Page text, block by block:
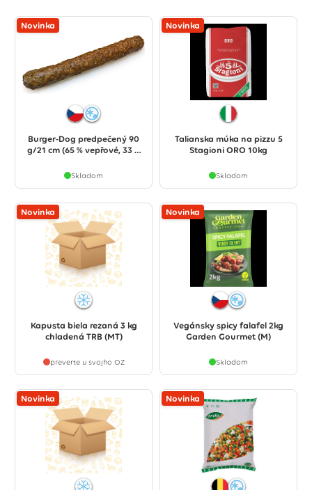
Novinka
Burger-Dog predpečený 90
g/21 cm (65 % vepřové, 33 %
Skladom
Novinka
Talianska múka na pizzu 5
Stagioni ORO 10kg
Skladom
Novinka
Kapusta biela rezaná 3 kg
chladená TRB (MT)
preverte u svojho OZ
Novinka
Vegánsky spicy falafel 2kg
Garden Gourmet (M)
Skladom
Novinka Novinka